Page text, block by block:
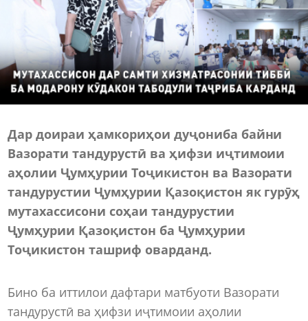
Дар доираи ҳамкориҳои дуҷониба байни
Вазорати тандурустӣ ва ҳифзи иҷтимоии
аҳолии Ҷумҳурии Тоҷикистон ва Вазорати
тандурустии Ҷумҳурии Қазоқистон як гурӯҳ
мутахассисони соҳаи тандурустии
Ҷумҳурии Қазоқистон ба Ҷумҳурии
Тоҷикистон ташриф оварданд.
Бино ба иттилои дафтари матбуоти Вазорати
тандурустӣ ва ҳифзи иҷтимоии аҳолии